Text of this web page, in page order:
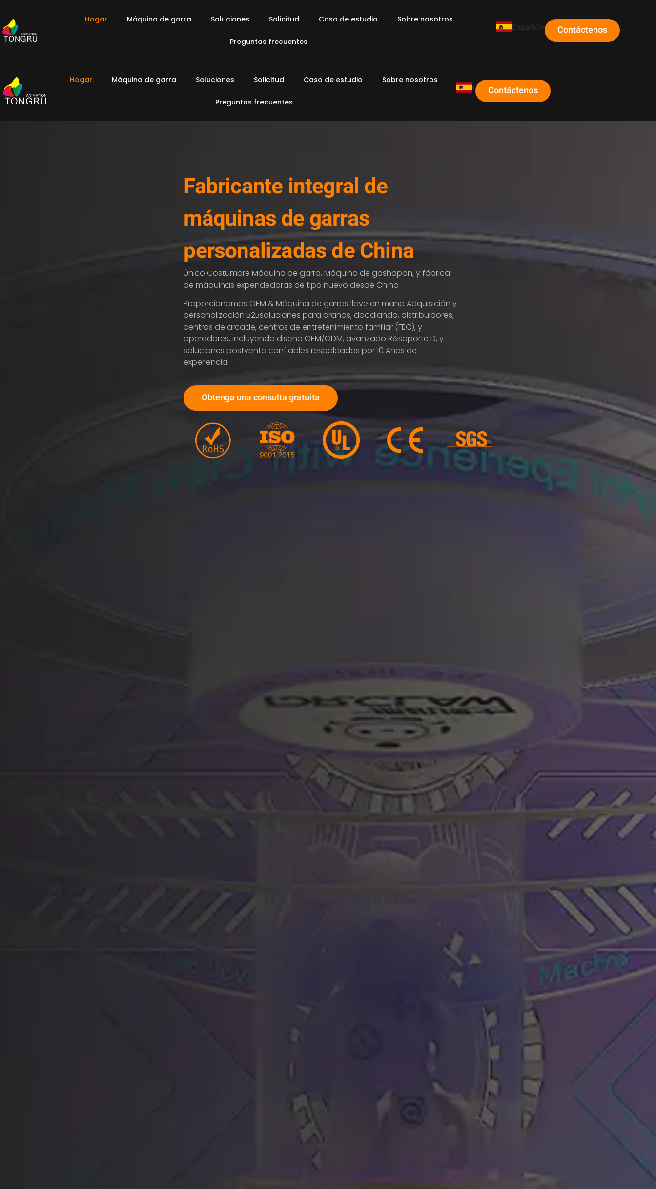
Hogar Máquina de garra Soluciones Solicitud Caso de estudio Sobre nosotros
Preguntas frecuentes
Español Contáctenos
Hogar Máquina de garra Soluciones Solicitud Caso de estudio Sobre nosotros
Preguntas frecuentes
Contáctenos
Fabricante integral de
máquinas de garras
personalizadas de China
Único Costumbre Máquina de garra, Máquina de gashapon, y fábrica
de máquinas expendedoras de tipo nuevo desde China
Proporcionamos OEM & Máquina de garras llave en manoAdquisición y
personalización B2Bsoluciones para brands, doodiando, distribuidores,
centros de arcade, centros de entretenimiento familiar (FEC), y
operadores, incluyendo diseño OEM/ODM, avanzado R&soporte D, y
soluciones postventa confiables respaldadas por 10 Años de
experiencia.
Obtenga una consulta gratuita